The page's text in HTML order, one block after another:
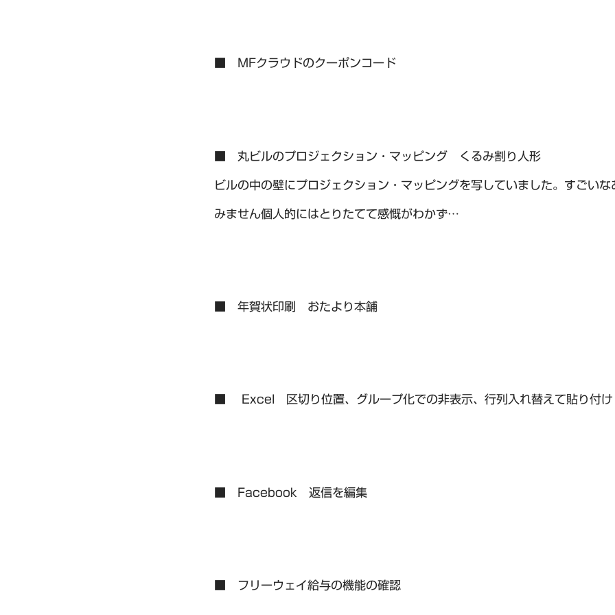
■ MFクラウドのクーポンコード
■ 丸ビルのプロジェクション・マッピング くるみ割り人形
ビルの中の壁にプロジェクション・マッピングを写していました。すごい
みません個人的にはとりたてて感慨がわかず…
■ 年賀状印刷 おたより本舗
■ Excel 区切り位置、グループ化での非表示、行列入れ替えて貼り付け
■ Facebook 返信を編集
■ フリーウェイ給与の機能の確認